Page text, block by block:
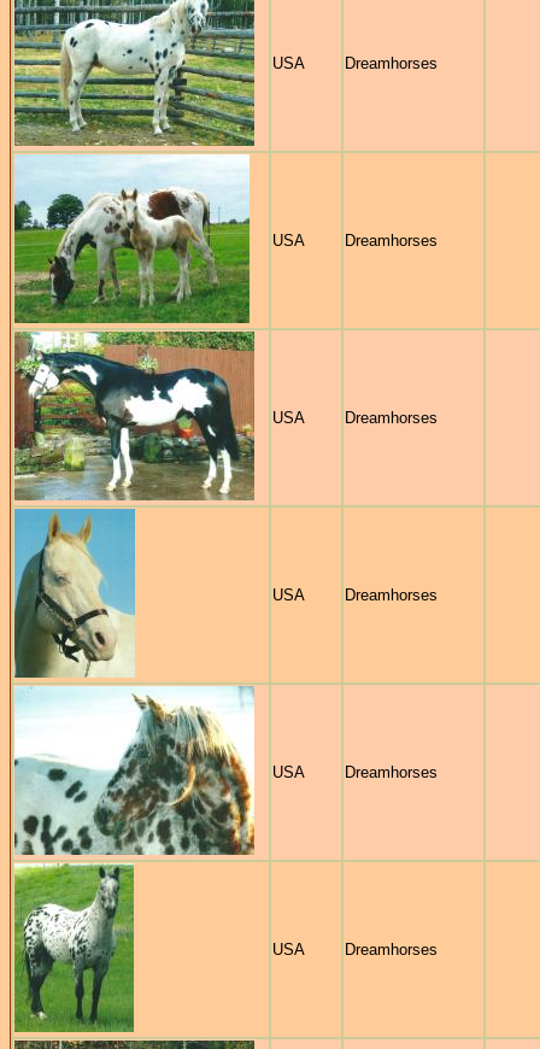
USA Dreamhorses
USA Dreamhorses
USA Dreamhorses
USA Dreamhorses
USA Dreamhorses
USA Dreamhorses